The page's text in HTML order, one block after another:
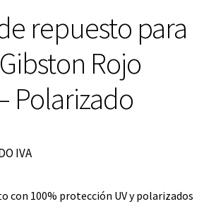
repuesto para
Rojo
Polarizado
IVA
con 100% protección UV y polarizados